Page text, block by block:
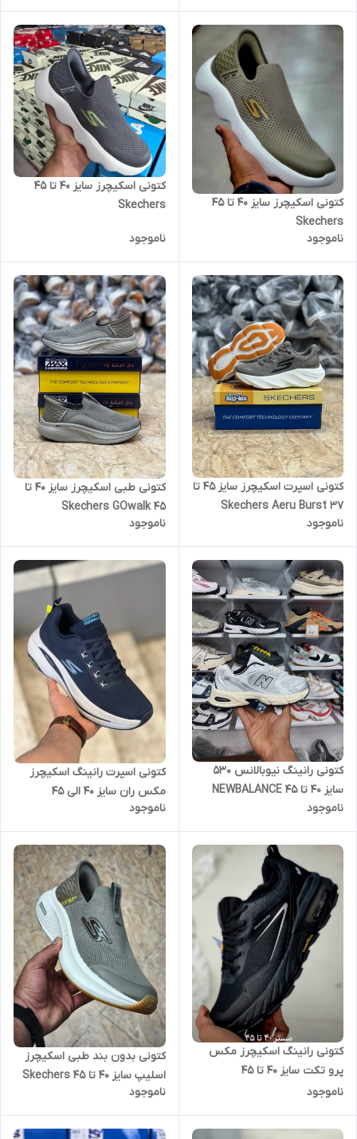
کتونی اسکیچرز سایز ۴۰ تا ۴۵
Skechers
ناموجود
کتونی اسکیچرز سایز ۴۰ تا ۴۵
Skechers
ناموجود
کتونی اسپرت اسکیچرز سایز 45 تا
37 Skechers Aeru Burst
ناموجود
کتونی طبی اسکیچرز سایز ۴۰ تا
۴۵ Skechers GOwalk
ناموجود
کتونی رانینگ نیوبالانس 530
سایز 40 تا 45 NEWBALANCE
530
ناموجود
کتونی اسپرت رانینگ اسکیچرز
مکس ران سایز 40 الی 45
Skechers Max Run
ناموجود
کتونی رانینگ اسکیچرز مکس
پرو تکت سایز 40 تا 45
skechers max protect
ناموجود
کتونی بدون بند طبی اسکیچرز
اسلیپ سایز 40 تا 45 Skechers
slip ins
ناموجود